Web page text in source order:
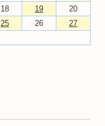
18 19
20
25 26
27